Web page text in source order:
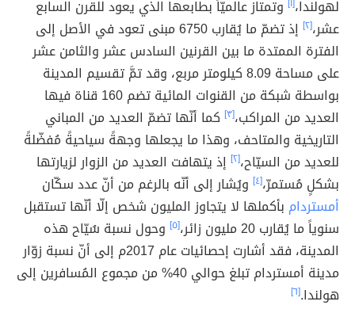
لهولندا، وتمتاز عالميّاً بطابعها الذي يعود للقرن السابع
عشر،[٢]
إذ تضمّ ما يُقارب 6750 مبنى تعود في الأصل إلى
الفترة الممتدة ما بين القرنين السادس عشر والثامن عشر
على مساحة 8.09 كيلومتر مربع، وقد تمَّ تقسيم المدينة
بواسطة شبكة من القنوات المائية تضم 160 قناة فيها
العديد من المراكب،[٣]
كما أنّها تضمّ العديد من المباني
التاريخية والمتاحف، وهذا ما يجعلها وجهةً سياحيةً مُفضّلةً
للعديد من السيّاح،[٢]
إذ يتهافت العديد من الزوار لزيارتها
بشكلٍ مُستمرّ،[٤]
ويُشار إلى أنّه بالرغم من أنّ عدد سكّان
أمستردام بأكملها لا يتجاوز المليون شخص إلّا أنّها تستقبل
سنوياً ما يُقارب 20 مليون زائر،
[٥]
وحول نسبة سُيّاح هذه
المدينة، فقد أشارت إحصائيات عام 2017م إلى أنّ نسبة زوّار
مدينة أمستردام تبلغ حوالي 40% من مجموع المُسافرين إلى
هولندا.[٦]